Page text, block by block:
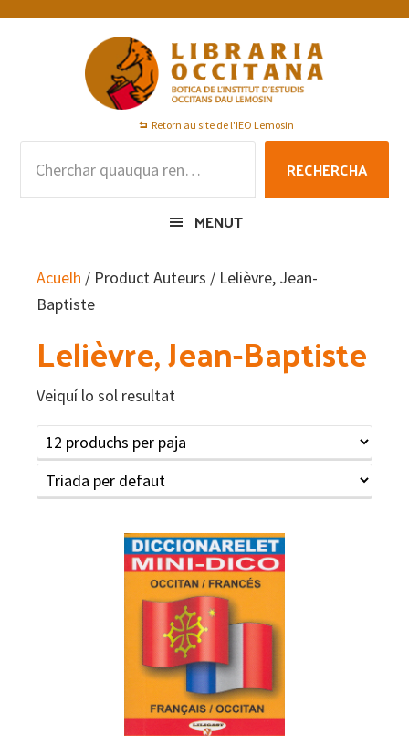
Skip
Skip
Skip
Retorn au site de l'IEO Lemosin
RECHERCHA
MENUT
Acuelh / Product Auteurs / Lelièvre, Jean-
Baptiste
Lelièvre, Jean-Baptiste
Veiquí lo sol resultat